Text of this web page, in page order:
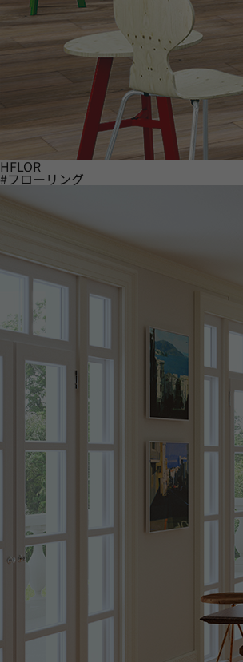
HFLOR
#フローリング